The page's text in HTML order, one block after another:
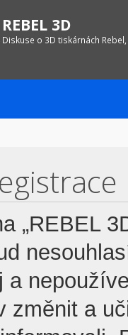
REBEL 3D
Diskuse o 3D tiskárnách
„REBEL
a
změnit a